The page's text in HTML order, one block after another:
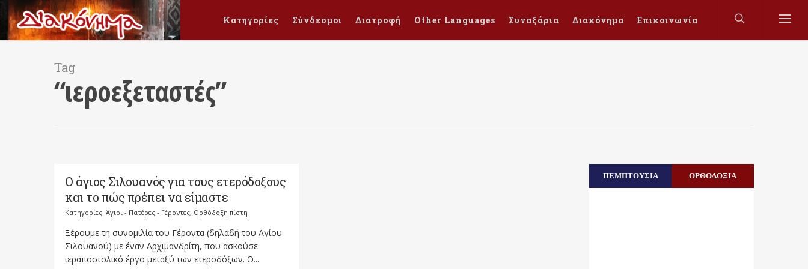
Κατηγορίες Σύνδεσμοι Διατροφή Other Languages Συναξάρια Διακόνημα Επικοινωνία
Tag
“ιεροεξεταστές”
Ο άγιος Σιλουανός για τους ετερόδοξους
και το πώς πρέπει να είμαστε
Κατηγορίες: Άγιοι - Πατέρες - Γέροντες, Ορθόδοξη πίστη
Ξέρουμε τη συνομιλία του Γέροντα (δηλαδή του Αγίου
Σιλουανού) με έναν Αρχιμανδρίτη, που ασκούσε
ιεραποστολικό έργο μεταξύ των ετεροδόξων. Ο...
ΠΕΜΠΤΟΥΣΙΑ ΟΡΘΟΔΟΞΙΑ